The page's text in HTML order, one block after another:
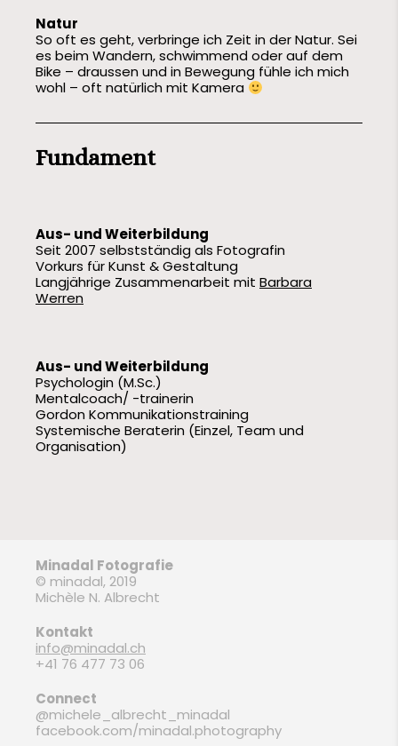
Natur
So oft es geht, verbringe ich Zeit in der Natur. Sei
es beim Wandern, schwimmend oder auf dem
Bike – draussen und in Bewegung fühle ich mich
wohl – oft natürlich mit Kamera
Fundament
Aus- und Weiterbildung
Seit 2007 selbstständig als Fotografin
Vorkurs für Kunst & Gestaltung
Langjährige Zusammenarbeit mit Barbara
Werren
Aus- und Weiterbildung
Psychologin (M.Sc.)
Mentalcoach/ -trainerin
Gordon Kommunikationstraining
Systemische Beraterin (Einzel, Team und
Organisation)
Minadal Fotografie
© minadal, 2019
Michèle N. Albrecht
Kontakt
info@minadal.ch
+41 76 477 73 06
Connect
@michele_albrecht_minadal
facebook.com/minadal.photography